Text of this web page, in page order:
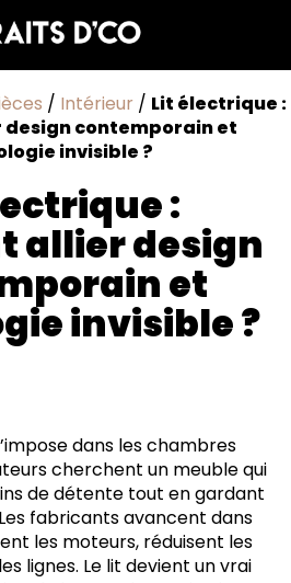
/ Intérieur / Lit électrique :
contemporain et
invisible ?
:
allier design
et
invisible ?
et matériaux sobres
sur les lits électriques et le
dans les chambres
cherchent un meuble qui
de détente tout en gardant
fabricants avancent dans
les moteurs, réduisent les
lignes. Le lit devient un vrai